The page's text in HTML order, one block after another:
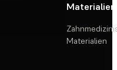
Materialien
Materialien